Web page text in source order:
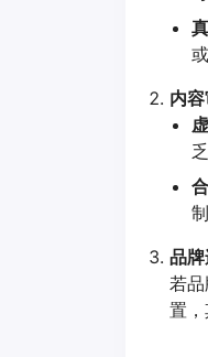
内
品
若
置